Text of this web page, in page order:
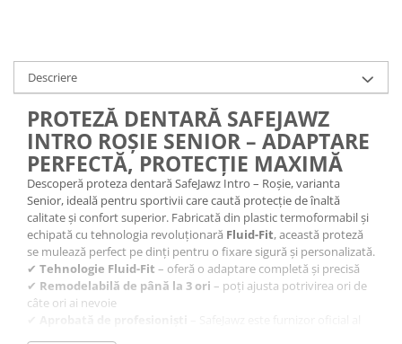
Descriere
PROTEZĂ DENTARĂ SAFEJAWZ
INTRO ROȘIE SENIOR – ADAPTARE
PERFECTĂ, PROTECȚIE MAXIMĂ
Descoperă proteza dentară SafeJawz Intro – Roșie, varianta
Senior, ideală pentru sportivii care caută protecție de înaltă
calitate și confort superior. Fabricată din plastic termoformabil și
echipată cu tehnologia revoluționară Fluid-Fit, această proteză
se mulează perfect pe dinți pentru o fixare sigură și personalizată.
✔ Tehnologie Fluid-Fit – oferă o adaptare completă și precisă
✔ Remodelabilă de până la 3 ori – poți ajusta potrivirea ori de
câte ori ai nevoie